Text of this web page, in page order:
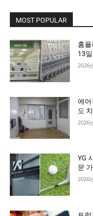
MOST POPULAR
홈
13
2026
에어
도
2026
YG
문
2026